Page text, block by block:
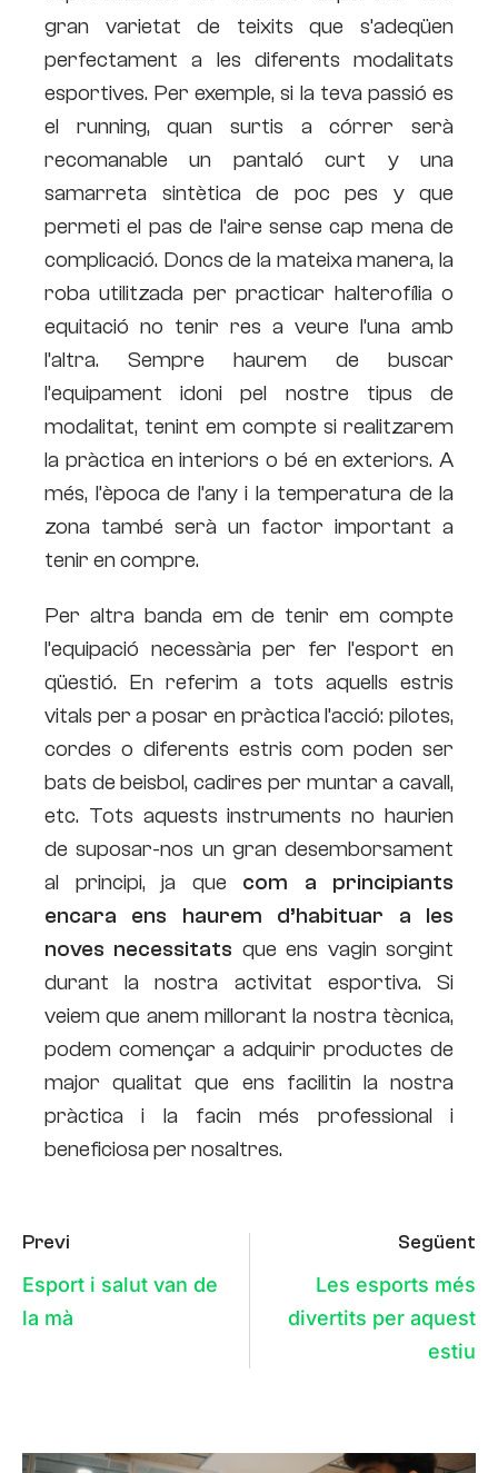
gran varietat de teixits que s’adeqüen
perfectament a les diferents modalitats
esportives. Per exemple, si la teva passió es
el running, quan surtis a córrer serà
recomanable un pantaló curt y una
samarreta sintètica de poc pes y que
permeti el pas de l’aire sense cap mena de
complicació. Doncs de la mateixa manera, la
roba utilitzada per practicar halterofília o
equitació no tenir res a veure l’una amb
l’altra. Sempre haurem de buscar
l’equipament idoni pel nostre tipus de
modalitat, tenint em compte si realitzarem
la pràctica en interiors o bé en exteriors. A
més, l’època de l’any i la temperatura de la
zona també serà un factor important a
tenir en compre.
Per altra banda em de tenir em compte
l’equipació necessària per fer l’esport en
qüestió. En referim a tots aquells estris
vitals per a posar en pràctica l’acció: pilotes,
cordes o diferents estris com poden ser
bats de beisbol, cadires per muntar a cavall,
etc. Tots aquests instruments no haurien
de suposar-nos un gran desemborsament
al principi, ja que com a principiants
encara ens haurem d’habituar a les
noves necessitats que ens vagin sorgint
durant la nostra activitat esportiva. Si
veiem que anem millorant la nostra tècnica,
podem començar a adquirir productes de
major qualitat que ens facilitin la nostra
pràctica i la facin més professional i
beneficiosa per nosaltres.
Previ
Esport i salut van de
la mà
Següent
Les esports més
divertits per aquest
estiu